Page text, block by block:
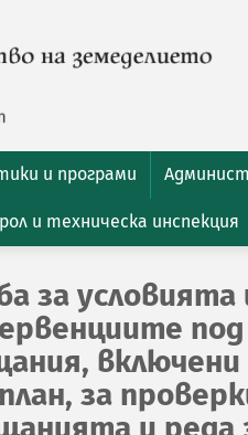
и програми
и техническа инспекция
за условията
включени
за